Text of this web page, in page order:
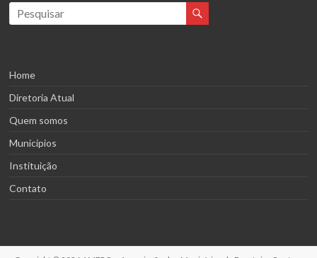
Home
Diretoria Atual
Quem somos
Municípios
Instituição
Contato